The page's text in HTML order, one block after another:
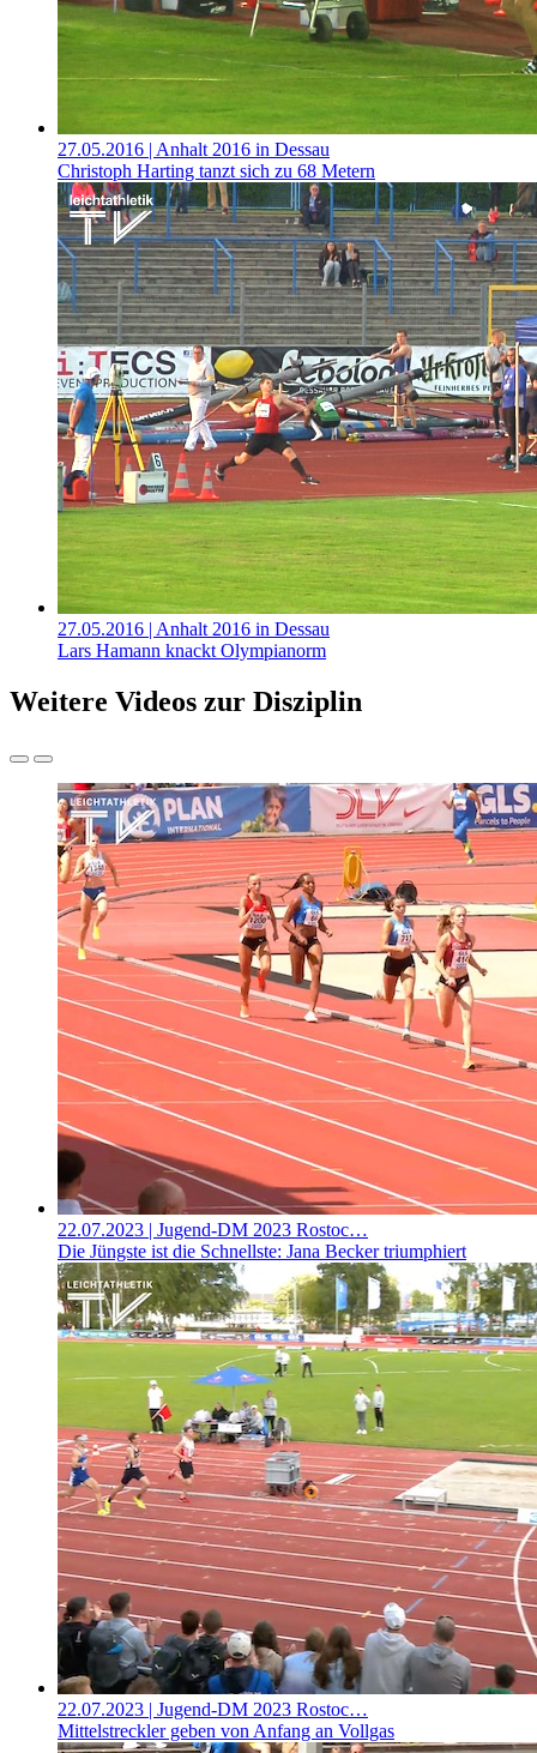
27.05.2016 | Anhalt 2016 in Dessau
Christoph Harting tanzt sich zu 68 Metern
27.05.2016 | Anhalt 2016 in Dessau
Lars Hamann knackt Olympianorm
Weitere Videos zur Disziplin
22.07.2023 | Jugend-DM 2023 Rostoc…
Die Jüngste ist die Schnellste: Jana Becker triumphiert
22.07.2023 | Jugend-DM 2023 Rostoc…
Mittelstreckler geben von Anfang an Vollgas